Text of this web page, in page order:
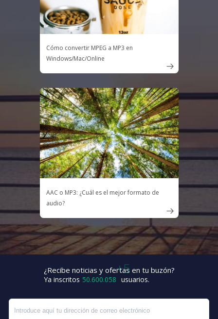
Cómo convertir MPEG a MP3 en
Windows/Mac/Online

AAC o MP3: ¿Cuál es el mejor formato de
audio?

¿Recibe noticias y ofertas en tu buzón?
Ya inscritos 50.600.063 usuarios.
+1